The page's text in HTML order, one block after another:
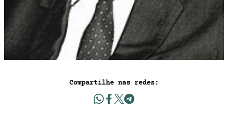
Compartilhe nas redes: